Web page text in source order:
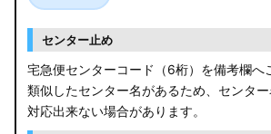
センター止め
宅急便センターコード（6桁）を備考欄へ
類似したセンター名があるため、センタ
対応出来ない場合があります。